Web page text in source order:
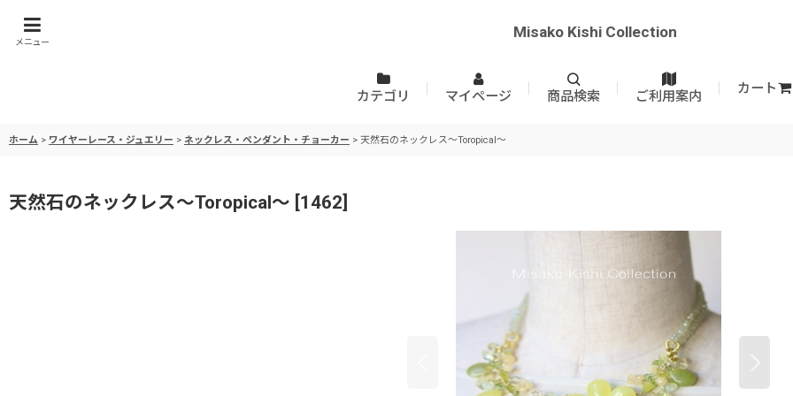
メニュー
Misako Kishi Collection
カテゴリ マイページ 商品検索 ご利用案内
カート
ホーム > ワイヤーレース・ジュエリー > ネックレス・ペンダント・チョーカー > 天然石のネックレス〜Toropical〜
天然石のネックレス〜Toropical〜 [1462]